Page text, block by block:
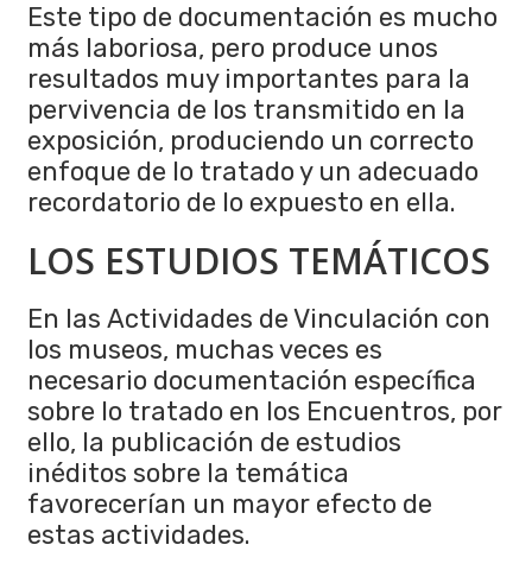
Este tipo de documentación es mucho
más laboriosa, pero produce unos
resultados muy importantes para la
pervivencia de los transmitido en la
exposición, produciendo un correcto
enfoque de lo tratado y un adecuado
recordatorio de lo expuesto en ella.
LOS ESTUDIOS TEMÁTICOS
En las Actividades de Vinculación con
los museos, muchas veces es
necesario documentación específica
sobre lo tratado en los Encuentros, por
ello, la publicación de estudios
inéditos sobre la temática
favorecerían un mayor efecto de
estas actividades.